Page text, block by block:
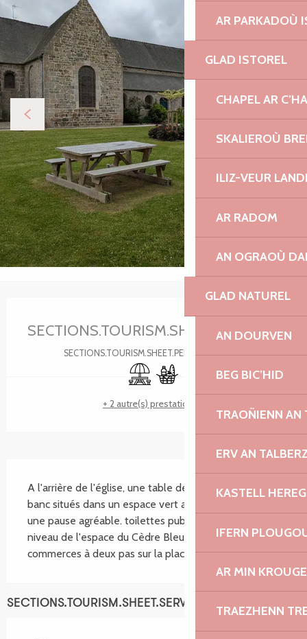
AR PARKADOÙ
GLAD ISTOREL
CHAPEL AR
SKALIEROÙ
ILIZ-VEUR
AR RADOM
AN OGRAOÙ
GLAD NATUREL
AN DOURVEN
BEG BIC’HID
TRAOÑIENN AN
ERV AN
KASTELL HEREG
IFERN
AR MIN
TRAEZHENN
SECTIONS.TOURISM.SHEET.PERIODS.DETAILS
Aire de pique nique
Commerce alimentaire
+ 2 autre(s) prestation(s)
A l'arrière de l'église, une table de pique nique et des
banc situés dans un espace vert arboré permettent
une pause agréable. toilettes publiques à 100m au
niveau de l'espace du Cèdre Bleu. Boulangerie et
commerces à deux pas sur la place du centre.
SECTIONS.TOURISM.SHEET.SERVICES